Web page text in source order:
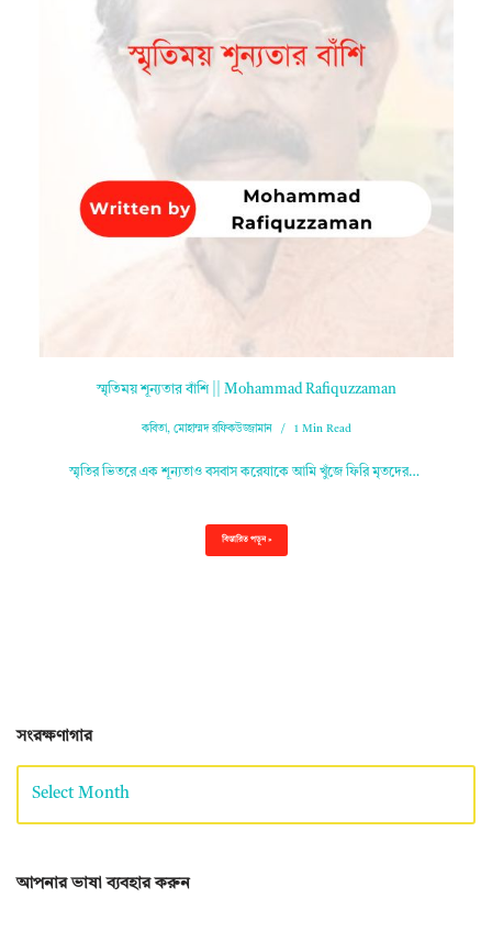
স্মৃতিময় শূন্যতার বাঁশি || Mohammad Rafiquzzaman
কবিতা, মোহাম্মদ রফিকউজ্জামান 1 Min Read
স্মৃতির ভিতরে এক শূন্যতাও বসবাস করেযাকে আমি খুঁজে ফিরি মৃতদের…
বিস্তারিত পড়ুন »
সংরক্ষণাগার
আপনার ভাষা ব্যবহার করুন